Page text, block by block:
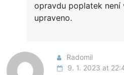
opravdu poplatek není
upraveno.
Radomil
9. 1. 2023 at